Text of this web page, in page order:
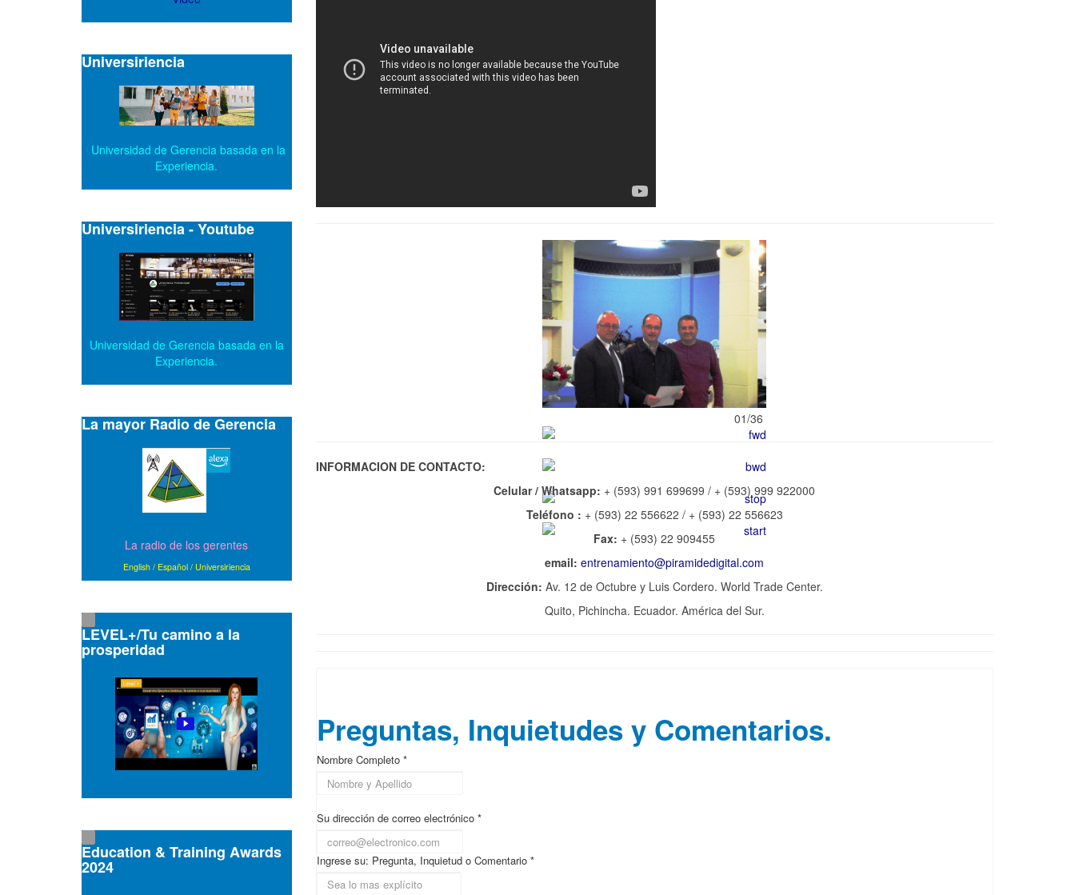
01/36
INFORMACION DE CONTACTO:
Celular / Whatsapp: + (593) 991 699699 / + (593) 999 922000
Teléfono : + (593) 22 556622 / + (593) 22 556623
Fax: + (593) 22 909455
email:entrenamiento@piramidedigital.com
Dirección: Av. 12 de Octubre y Luis Cordero. World Trade Center.
Quito, Pichincha. Ecuador. América del Sur.
Preguntas, Inquietudes y Comentarios.
Nombre Completo *
Su dirección de correo electrónico *
Ingrese su: Pregunta, Inquietud o Comentario *
Universiriencia
Universidad de Gerencia basada en la
Experiencia.
Universiriencia - Youtube
Universidad de Gerencia basada en la
Experiencia.
La mayor Radio de Gerencia
La radio de los gerentes
English/ Español/ Universiriencia
LEVEL+/Tu camino a la
prosperidad
Education & Training Awards
2024